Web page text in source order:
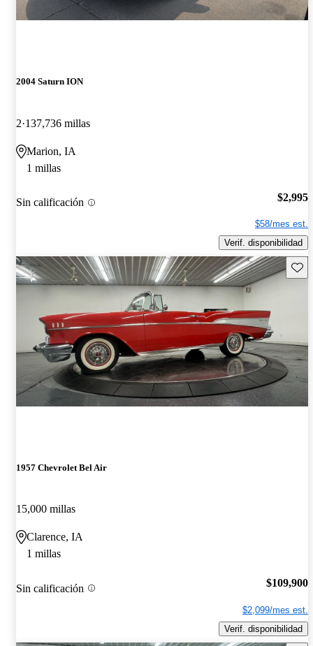
2004 Saturn ION
2 137,736 millas
Marion, IA
1 millas
Sin calificación $2,995
$58/mes est.
Verif. disponibilidad
1957 Chevrolet Bel Air
15,000 millas
Clarence, IA
1 millas
Sin calificación $109,900
$2,099/mes est.
Verif. disponibilidad